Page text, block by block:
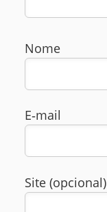
Nome
E‑mail
Site (opcional)